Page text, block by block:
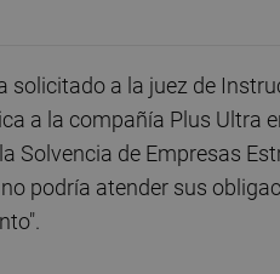
solicitado a la juez de
a la compañía Plus Ultra
Solvencia de Empresas
podría atender sus